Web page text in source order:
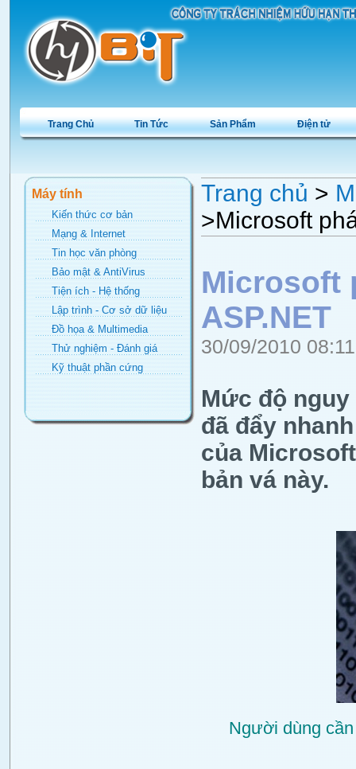
Trang Chủ Tin Tức Sản Phẩm Điện tử
Máy tính
Kiến thức cơ bản
Mạng & Internet
Tin học văn phòng
Bảo mật & AntiVirus
Tiện ích - Hệ thống
Lập trình - Cơ sở dữ liệu
Đồ họa & Multimedia
Thử nghiệm - Đánh giá
Kỹ thuật phần cứng
Trang chủ >
>Microsoft
Microsoft
ASP.NET
30/09/2010
Mức độ nguy
đã đẩy
của
bản vá này.
Người dùng